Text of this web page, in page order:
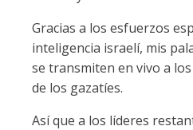
Gracias a los esfuerzos
inteligencia israelí, mis
se transmiten en vivo a
de los gazatíes.
Así que a los líderes